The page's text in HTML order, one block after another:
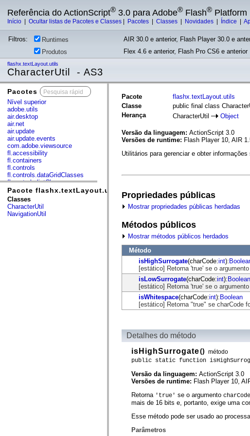
Referência do ActionScript® 3.0 para Adobe® Flash® Platform
Início Ocultar listas de Pacotes e Classes Pacotes Classes Novidades Índice
Filtros: Runtimes
AIR 30.0 e anterior, Flash Player 30.0 e
Produtos
Flex 4.6 e anterior, Flash Pro CS6 e anterior
flashx.textLayout.utils
CharacterUtil - AS3
Pacotes
Nível superior
adobe.utils
air.desktop
air.net
air.update
air.update.events
com.adobe.viewsource
fl.accessibility
fl.containers
fl.controls
fl.controls.dataGridClasses
fl.controls.listClasses
fl.controls.progressBarClasses
fl.core
fl.data
fl.display
fl.events
Pacote flashx.textLayout.utils
Classes
CharacterUtil
NavigationUtil
Pacote
flashx.textLayout.utils
Classe
public final class
Herança
CharacterUtil Object
Versão da linguagem: ActionScript 3.0
Versões de runtime: Flash Player 10, AIR
Utilitários para gerenciar e obter
Propriedades públicas
Mostrar propriedades públicas herdadas
Métodos públicos
Mostrar métodos públicos herdados
Método
isHighSurrogate(charCode:int):
[estático] Retorna 'true' se o
isLowSurrogate(charCode:int):Boolean
[estático] Retorna 'true' se o
isWhitespace(charCode:int):Boolean
[estático] Retorna "true" se charCode
Detalhes do método
isHighSurrogate() método
public static function
Versão da linguagem: ActionScript 3.0
Versões de runtime: Flash Player 10,
Retorna 'true' se o argumento charCode
mais de 16 bits e, portanto, exige uma
Esse método pode ser usado ao
Parâmetros